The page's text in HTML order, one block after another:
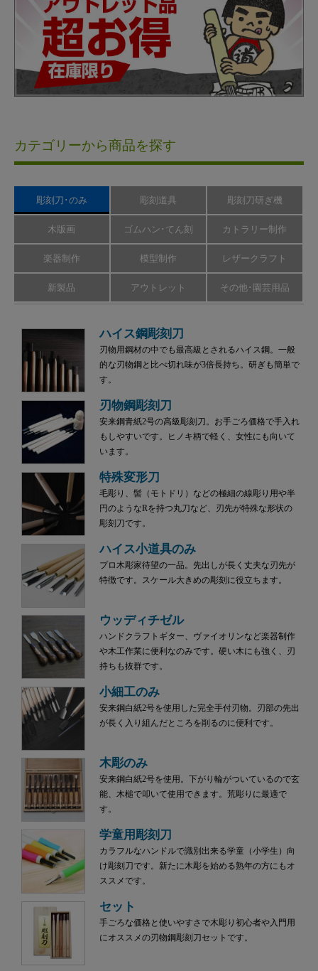
カテゴリーから商品を探す
彫刻刀･のみ 彫刻道具 彫刻刀研ぎ機
木版画 ゴムハン･てん刻 カトラリー制作
楽器制作 模型制作 レザークラフト
新製品 アウトレット その他･園芸用品
ハイス鋼彫刻刀
刃物用鋼材の中でも最高級とされるハイス鋼。一般
的な刃物鋼と比べ切れ味が3倍長持ち。研ぎも簡単で
す。
刃物鋼彫刻刀
安来鋼青紙2号の高級彫刻刀。お手ごろ価格で手入れ
もしやすいです。ヒノキ柄で軽く、女性にも向いて
います。
特殊変形刀
毛彫り、髻（モトドリ）などの極細の線彫り用や半
円のようなRを持つ丸刀など、刃先が特殊な形状の
彫刻刀です。
ハイス小道具のみ
プロ木彫家待望の一品。先出しが長く丈夫な刃先が
特徴です。スケール大きめの彫刻に役立ちます。
ウッディチゼル
ハンドクラフトギター、ヴァイオリンなど楽器制作
や木工作業に便利なのみです。硬い木にも強く、刃
持ちも抜群です。
小細工のみ
安来鋼白紙2号を使用した完全手付刃物。刃部の先出
が長く入り組んだところを削るのに便利です。
木彫のみ
安来鋼白紙2号を使用。下がり輪がついているので玄
能、木槌で叩いて使用できます。荒彫りに最適で
す。
学童用彫刻刀
カラフルなハンドルで識別出来る学童（小学生）向
け彫刻刀です。新たに木彫を始める熟年の方にもオ
ススメです。
セット
手ごろな価格と使いやすさで木彫り初心者や入門用
にオススメの刃物鋼彫刻刀セットです。